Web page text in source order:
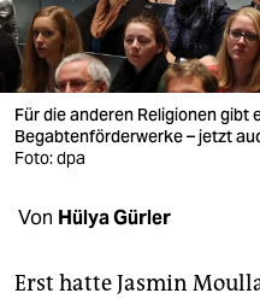
wahrheit
verlag
verlag
shop
fragen & hilfe
Für die anderen Religionen gibt
Begabtenförderwerke – jetzt
Foto: dpa
Von Hülya Gürler
Erst hatte Jasmin